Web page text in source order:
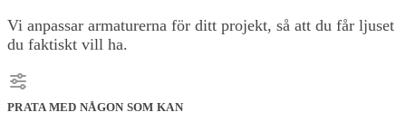
Vi anpassar armaturerna för ditt projekt, så att du får ljuset
du faktiskt vill ha.
PRATA MED NÅGON SOM KAN